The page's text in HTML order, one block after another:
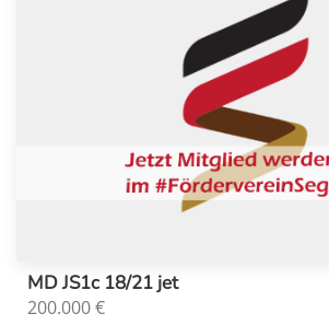
MD JS1c 18/21 jet
200.000€